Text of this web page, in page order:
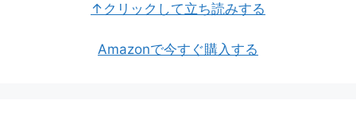
↑クリックして立ち読みする
Amazonで今すぐ購入する